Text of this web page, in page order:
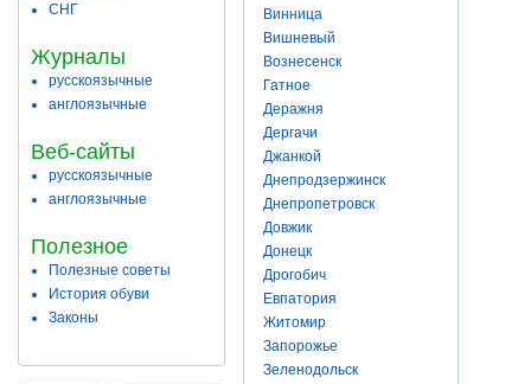
СНГ
Журналы
русскоязычные
англоязычные
Веб-сайты
русскоязычные
англоязычные
Полезное
Полезные советы
История обуви
Законы
Винница
Вишневый
Вознесенск
Гатное
Деражня
Дергачи
Джанкой
Днепродзержинск
Днепропетровск
Довжик
Донецк
Дрогобич
Евпатория
Житомир
Запорожье
Зеленодольск